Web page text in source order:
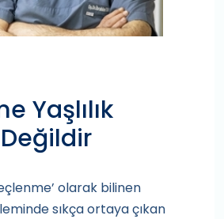
Yaşlılık
Değildir
olarak bilinen
sıkça ortaya çıkan